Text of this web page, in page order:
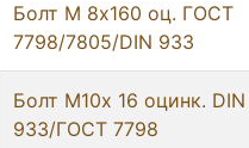
Болт М 8х160 оц. ГОСТ
7798/7805/DIN 933
Болт М10х 16 оцинк. DIN
933/ГОСТ 7798